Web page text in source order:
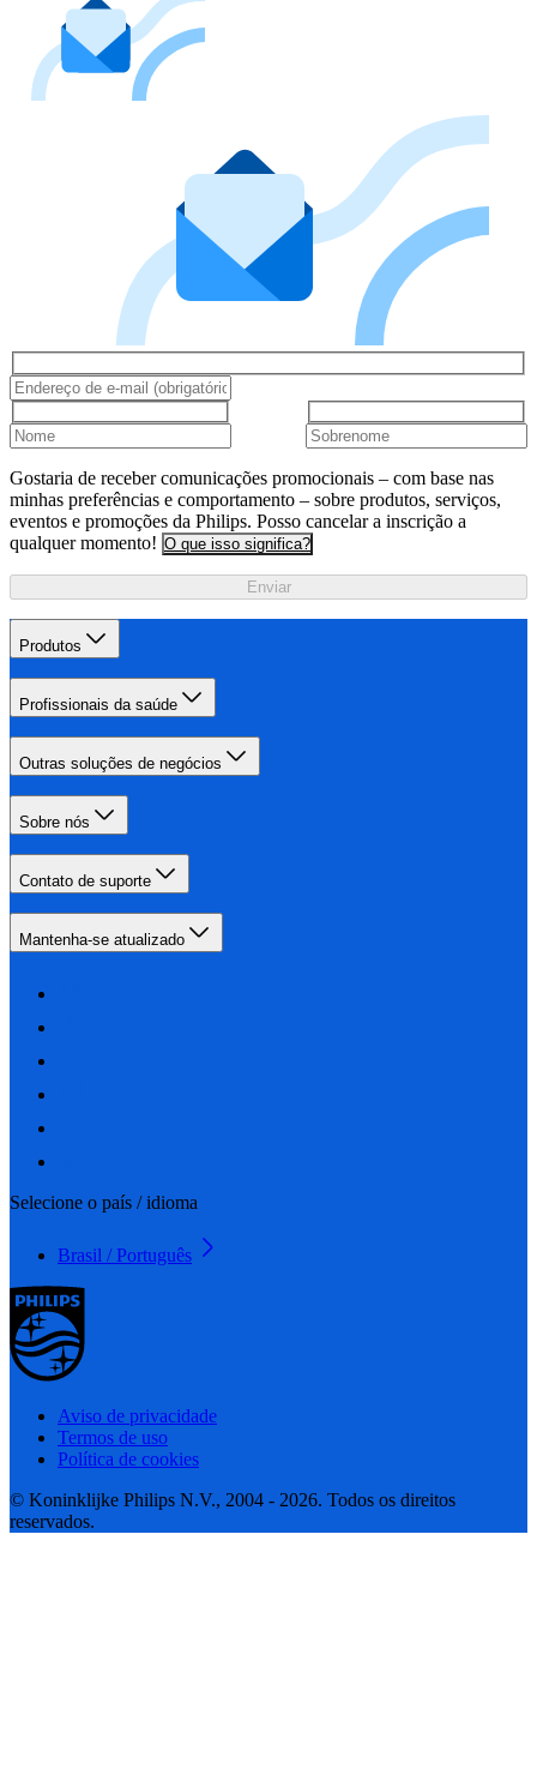
Gostaria de receber comunicações promocionais – com base nas
minhas preferências e comportamento – sobre produtos, serviços,
eventos e promoções da Philips. Posso cancelar a inscrição a
qualquer momento! O que isso significa?
Enviar
Produtos
Profissionais da saúde
Outras soluções de negócios
Sobre nós
Contato de suporte
Mantenha-se atualizado
Selecione o país / idioma
Brasil / Português
Aviso de privacidade
Termos de uso
Política de cookies
© Koninklijke Philips N.V., 2004 - 2026. Todos os direitos
reservados.